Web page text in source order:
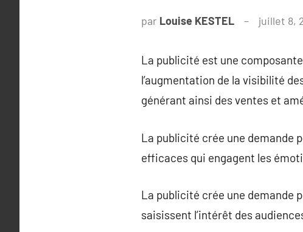
par Louise KESTEL juillet 8,
La publicité est une
l’augmentation de la visibilité
générant ainsi des ventes et
La publicité crée une demande
efficaces qui engagent les
La publicité crée une demande
saisissent l’intérêt des